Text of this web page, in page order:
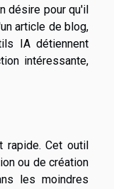
désire pour qu'il
article de blog,
IA détiennent
intéressante,
rapide. Cet outil
ou de création
les moindres